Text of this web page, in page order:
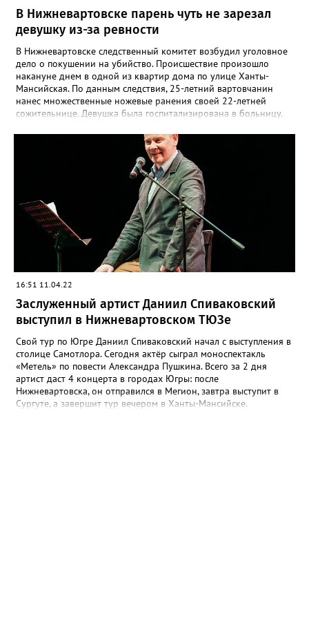
В Нижневартовске парень чуть не зарезал
девушку из-за ревности
В Нижневартовске следственный комитет возбудил уголовное
дело о покушении на убийство. Происшествие произошло
накануне днем в одной из квартир дома по улице Ханты-
Мансийская. По данным следствия, 25-летний вартовчанин
нанес множественные ножевые ранения своей 22-летней
сожительнице. Девушка была госпитализирована в больницу.
почве ревности. По сообщениям очевидцев, нападавший был в
наркотическом состоянии. «По уголовному делу проводятся
следственные действия, направленные на установление всех
обстоятельств совершенного преступления. Следствие будет
ходатайствовать перед судом об избрании в отношении
задержанного меры пресечения в виде заключения под
стражу», - добавили в СК РФ по ХМАО.
16:51 11.04.22
Заслуженный артист Даниил Спиваковский
выступил в Нижневартовском ТЮЗе
Свой тур по Югре Даниил Спиваковский начал с выступления в
столице Самотлора. Сегодня актёр сыграл моноспектакль
«Метель» по повести Александра Пушкина. Всего за 2 дня
артист даст 4 концерта в городах Югры: после
Нижневартовска, он отправился в Мегион, завтра выступит в
Сургуте, а завершит тур вечером в Ханты-Мансийске.